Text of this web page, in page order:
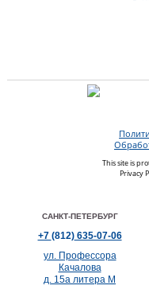
This site is
Privacy
САНКТ-ПЕТЕРБУРГ
+7 (812)635-07-06
ул. Профессора
Качалова
д. 15а литера М